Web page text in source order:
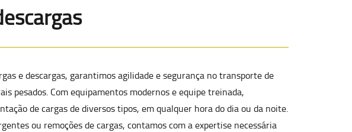
e descargas, garantimos agilidade e segurança notransporte de
pesados. Com equipamentos modernos e equipe treinada,
de cargas de diversos tipos, em qualquer hora do dia ou da noite.
ou remoções de cargas, contamos com a expertise necessária